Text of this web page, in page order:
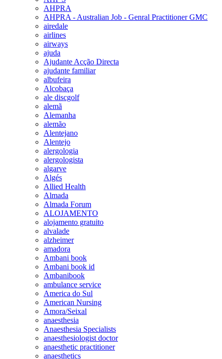
AHPRA
AHPRA - Australian Job - Genral Practitioner GMC
airedale
airlines
airways
ajuda
Ajudante Acção Directa
ajudante familiar
albufeira
Alcobaça
ale discgolf
alemã
Alemanha
alemão
Alentejano
Alentejo
alergologia
alergologista
algarve
Algés
Allied Health
Almada
Almada Forum
ALOJAMENTO
alojamento gratuito
alvalade
alzheimer
amadora
Ambani book
Ambani book id
Ambanibook
ambulance service
America do Sul
American Nursing
Amora/Seixal
anaesthesia
Anaesthesia Specialists
anaesthesiologist doctor
anaesthetic practitioner
anaesthetics